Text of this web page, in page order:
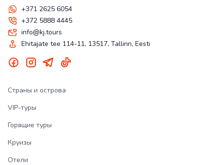
+371 2625 6054
+372 5888 4445
info@kj.tours
Ehitajate tee 114-11, 13517, Tallinn, Eesti
Страны и острова
VIP-туры
Горящие туры
Круизы
Отели